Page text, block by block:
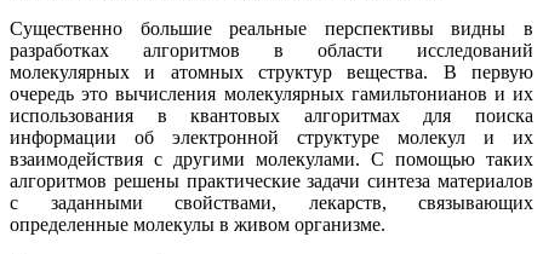
Существенно большие реальные перспективы видны в
разработках алгоритмов в области исследований
молекулярных и атомных структур вещества. В первую
очередь это вычисления молекулярных гамильтонианов и их
использования в квантовых алгоритмах для поиска
информации об электронной структуре молекул и их
взаимодействия с другими молекулами. С помощью таких
алгоритмов решены практические задачи синтеза материалов
с заданными свойствами, лекарств, связывающих
определенные молекулы в живом организме.